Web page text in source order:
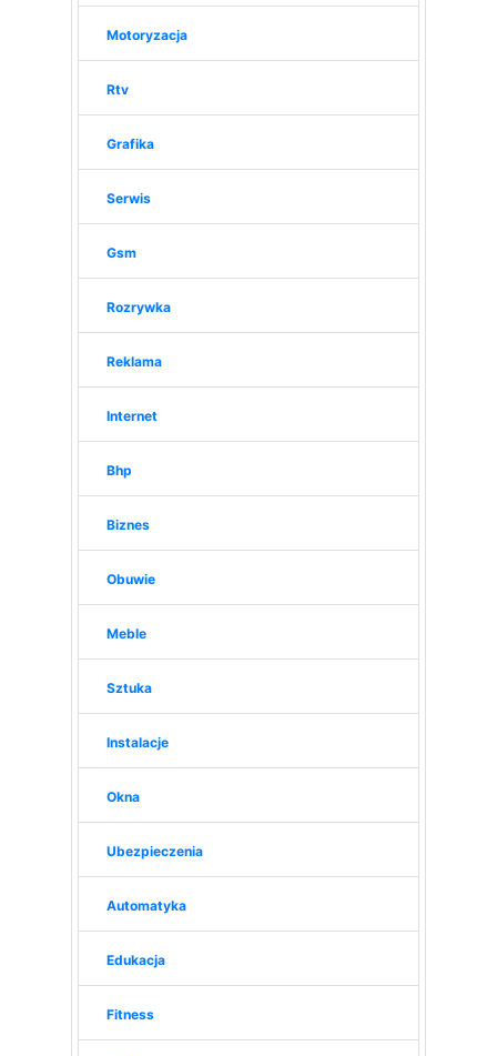
Motoryzacja
Rtv
Grafika
Serwis
Gsm
Rozrywka
Reklama
Internet
Bhp
Biznes
Obuwie
Meble
Sztuka
Instalacje
Okna
Ubezpieczenia
Automatyka
Edukacja
Fitness